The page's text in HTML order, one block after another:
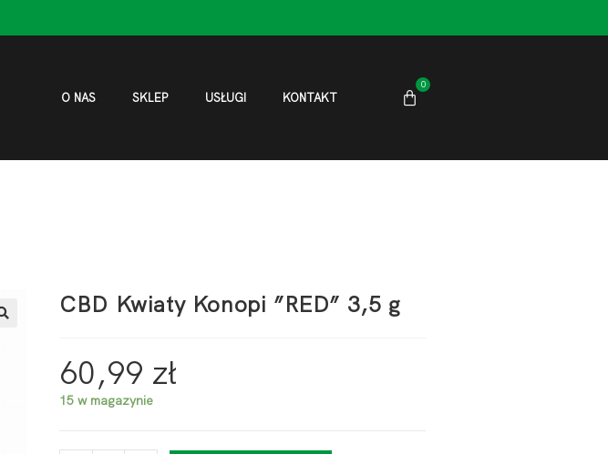
O NAS SKLEP USŁUGI KONTAKT
0
CBD Kwiaty Konopi ”RED” 3,5 g
60,99 zł
15 w magazynie